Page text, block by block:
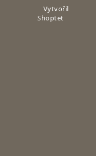
Vytvořil
Shoptet